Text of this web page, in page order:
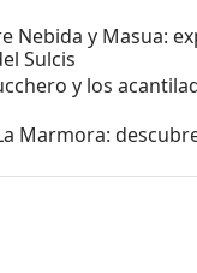
Nebida y Masua:
Sulcis
y los
Marmora: